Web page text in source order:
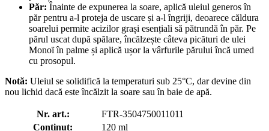
Păr: Înainte de expunerea la soare, aplică uleiul generos în
păr pentru a-l proteja de uscare și a-l îngriji, deoarece căldura
soarelui permite acizilor grași esențiali să pătrundă în păr. Pe
părul uscat după spălare, încălzește câteva picături de ulei
Monoï în palme și aplică ușor la vârfurile părului încă umed
cu prosopul.
Notă: Uleiul se solidifică la temperaturi sub 25°C, dar devine din
nou lichid dacă este încălzit la soare sau în baie de apă.
Nr. art.:
FTR-3504750011011
Conținut:
120 ml